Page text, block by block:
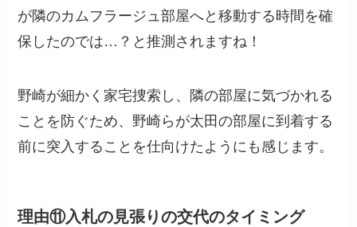
が隣のカムフラージュ部屋へと移動する時間を確
保したのでは…？と推測されますね！
野崎が細かく家宅捜索し、隣の部屋に気づかれる
ことを防ぐため、野崎らが太田の部屋に到着する
前に突入することを仕向けたようにも感じます。
理由⑪入札の見張りの交代のタイミング